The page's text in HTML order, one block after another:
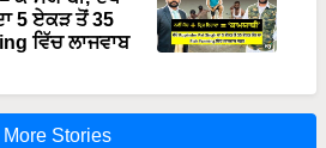
5 ਏਕੜ ਤੋਂ 35
ਵਿੱਚ ਲਾਜਵਾਬ
More Stories